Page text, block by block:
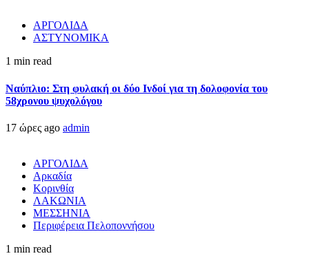
ΑΡΓΟΛΙΔΑ
ΑΣΤΥΝΟΜΙΚΑ
1 min read
Ναύπλιο: Στη φυλακή οι δύο Ινδοί για τη δολοφονία του
58χρονου ψυχολόγου
17 ώρες ago admin
ΑΡΓΟΛΙΔΑ
Αρκαδία
Κορινθία
ΛΑΚΩΝΙΑ
ΜΕΣΣΗΝΙΑ
Περιφέρεια Πελοποννήσου
1 min read